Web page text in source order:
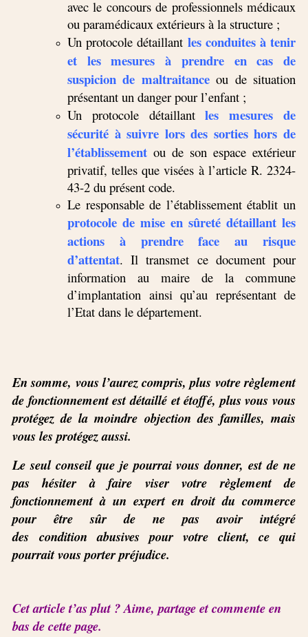
avec le concours de professionnels médicaux
ou paramédicaux extérieurs à la structure ;
Un protocole détaillant les conduites à tenir
et les mesures à prendre en cas de
suspicion de maltraitanceou de situation
présentant un danger pour l’enfant ;
Un protocole détaillantles mesures de
sécurité à suivre lors des sorties hors de
l’établissement ou de son espace extérieur
privatif, telles que visées à l’article R. 2324-
43-2 du présent code.
Le responsable de l’établissement établit un
protocole de mise en sûreté détaillant les
actions à prendre face au risque
d’attentat. Il transmet ce document pour
information au maire de la commune
d’implantation ainsi qu’au représentant de
l’Etat dans le département.
En somme, vous l’aurez compris, plus votre règlement
de fonctionnement est détaillé et étoffé, plus vous vous
protégez de la moindre objection des familles, mais
vous les protégez aussi.
Le seul conseil que je pourrai vous donner, est de ne
pas hésiter à faire viser votre règlement de
fonctionnement à un expert en droit du commerce
pour être sûr de ne pas avoir intégré
des condition abusives pour votre client, ce qui
pourrait vous porter préjudice.
Cet article t’as plut ? Aime, partage et commente en
bas de cette page.